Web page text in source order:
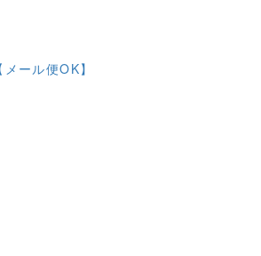
ール便OK】